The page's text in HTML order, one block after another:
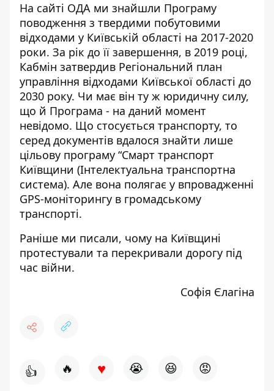
На сайті ОДА ми знайшли Програму
поводження з твердими побутовими
відходами у Київській області на 2017-2020
роки. За рік до її завершення, в 2019 році,
Кабмін затвердив Регіональний план
управління відходами Київської області до
2030 року. Чи має він ту ж юридичну силу,
що й Програма - на даний момент
невідомо. Що стосується транспорту, то
серед документів вдалося знайти лише
цільову програму “Смарт транспорт
Київщини (Інтелектуальна транспортна
система). Але вона полягає у впровадженні
GPS-моніторингу в громадському
транспорті.
Раніше ми писали, чому на Київщині
протестували та перекривали дорогу під
час війни.
Софія Єлагіна
👍 🔥 ♥ 😭 😆 😡